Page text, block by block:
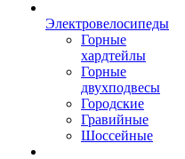
Электровелосипеды
Горные
хардтейлы
Горные
двухподвесы
Городские
Гравийные
Шоссейные